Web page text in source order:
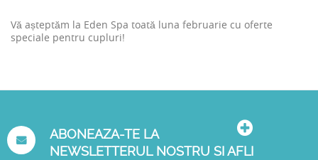
Vă așteptăm la Eden Spa toată luna februarie cu oferte
speciale pentru cupluri!
ABONEAZA-TE LA
NEWSLETTERUL NOSTRU SI AFLI